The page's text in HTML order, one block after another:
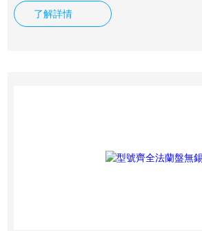
力作用下長時間變形或分離，從而制成所
了解詳情